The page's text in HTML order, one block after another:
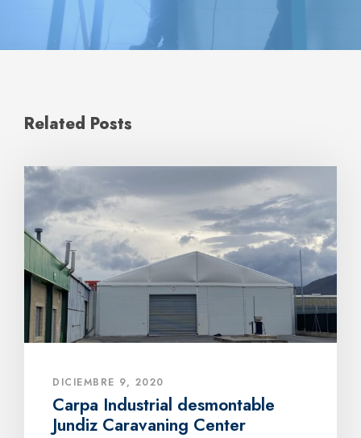
Related Posts
DICIEMBRE 9, 2020
Carpa Industrial desmontable
Jundiz Caravaning Center